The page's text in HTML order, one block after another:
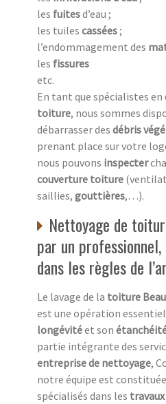
les fuitesd’eau ;
les tuiles cassées ;
l’endommagement des
les fissures
etc.
En tant que spécialistes en
toiture, nous sommes
débarrasser des débris
prenant place sur votre
nous pouvons inspecter
couverture toiture
saillies, gouttières,…).
Nettoyage de
par un
dans les règles de
Le lavage de la toiture
est une opération
longévitéet son
partie intégrante des
entreprise de nettoyage,
notre équipe est
spécialisés dans les